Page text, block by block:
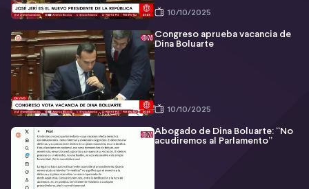
10/10/2025
Congreso aprueba vacancia de
Dina Boluarte
10/10/2025
Abogado de Dina Boluarte: “No
acudiremos al Parlamento”